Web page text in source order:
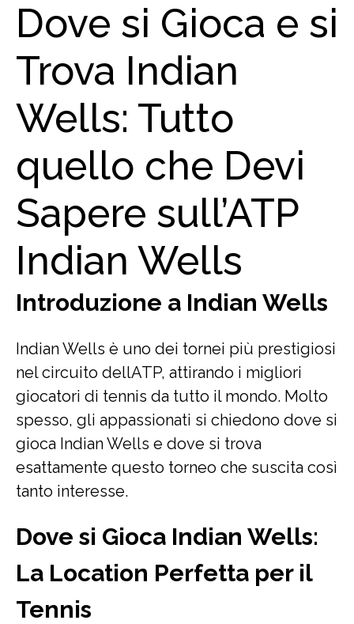
Dove si Gioca e si
Trova Indian
Wells: Tutto
quello che Devi
Sapere sull’ATP
Indian Wells
Introduzione a Indian Wells
Indian Wells è uno dei tornei più prestigiosi
nel circuito dellATP, attirando i migliori
giocatori di tennis da tutto il mondo. Molto
spesso, gli appassionati si chiedono dove si
gioca Indian Wells e dove si trova
esattamente questo torneo che suscita così
tanto interesse.
Dove si Gioca Indian Wells:
La Location Perfetta per il
Tennis